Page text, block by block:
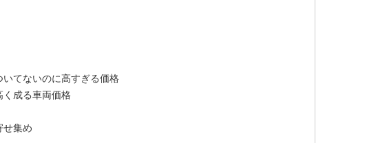
いてないのに高すぎる価格
く成る車両価格
せ集め